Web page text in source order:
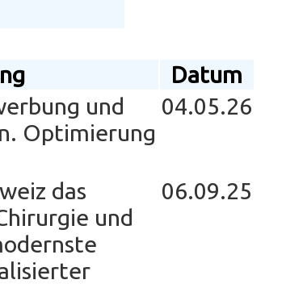
Datum
und
Optimierung
04.05.26
das
und
06.09.25